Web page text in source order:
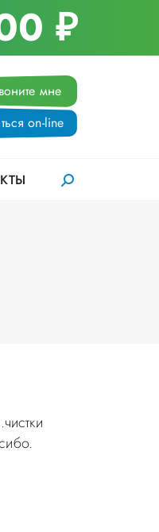
₽
мне
on-line